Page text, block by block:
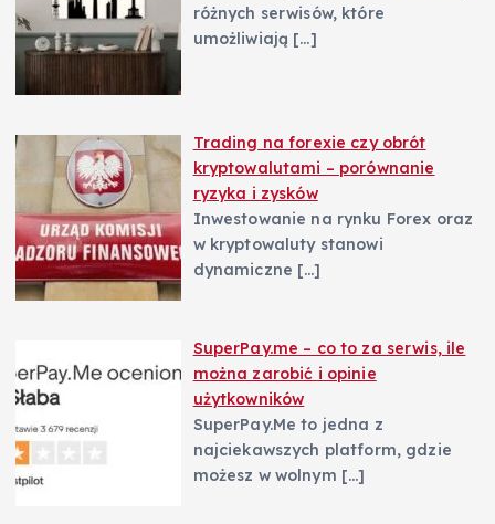
różnych serwisów, które
umożliwiają […]
Trading na forexie czy obrót
kryptowalutami – porównanie
ryzyka i zysków
Inwestowanie na rynku Forex oraz
w kryptowaluty stanowi
dynamiczne […]
SuperPay.me – co to za serwis, ile
można zarobić i opinie
użytkowników
SuperPay.Me to jedna z
najciekawszych platform, gdzie
możesz w wolnym […]